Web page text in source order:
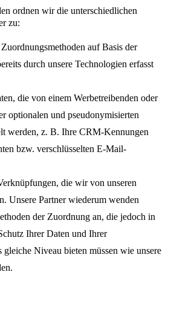
die mobile App des gleichen
Diese App nutzt gleichfalls
von Criteo gesammelte Daten: Der
der mobilen Werbe-ID 456gf158-62jg-
j25864789h0b (oder kurz: Mobile ID
am 2. Januar 2018 um 12:00 Uhr das
die App namens Beispiel-
weiß Criteo nicht, dass die
mit Criteo ID 123 und
sich auf den gleichen Nutzer
es sich um zwei unterschiedliche IDs
ordnen wir die unterschiedlichen
zu:
auf Basis der
durch unsere Technologien erfasst
die von einem Werbetreibenden oder
optionalen und pseudonymisierten
werden, z. B. Ihre CRM-Kennungen
bzw. verschlüsselten E-Mail-
die wir von unseren
Unsere Partner wiederum wenden
der Zuordnung an, die jedoch in
Ihrer Daten und Ihrer
gleiche Niveau bieten müssen wie unsere